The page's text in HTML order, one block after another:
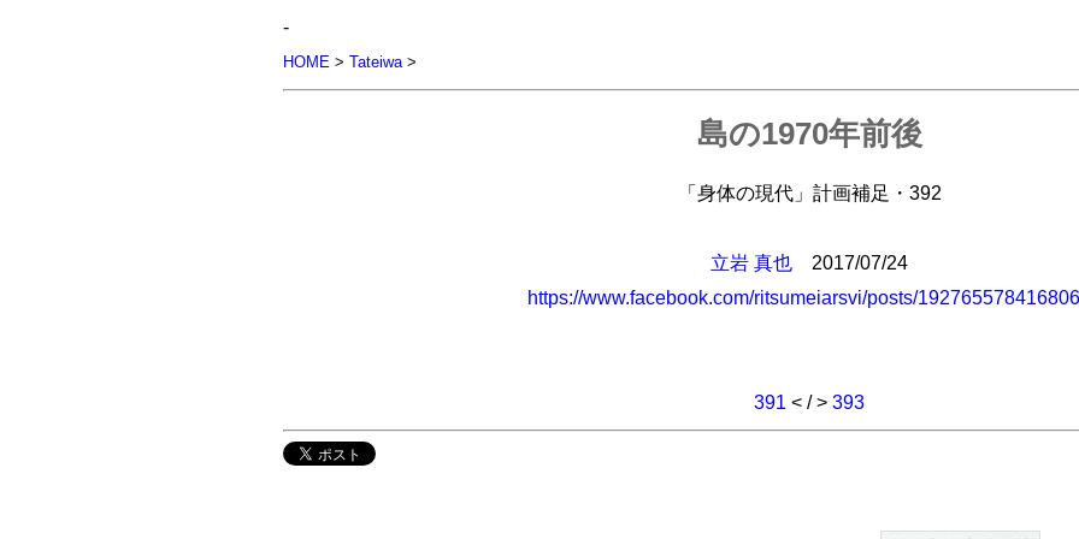
-
HOME> Tateiwa>
島の1970年前後
「身体の現代」計画補足・392
立岩 真也
2017/07/24
https://www.facebook.com/ritsumeiarsvi/posts/
391 < / > 393